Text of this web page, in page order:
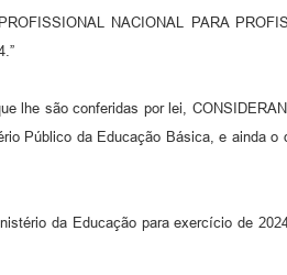
NACIONAL PARA
lhe são conferidas por lei,
Público da Educação Básica, e ainda o
da Educação para exercício de